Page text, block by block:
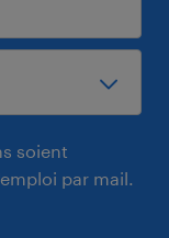
soient
par mail.